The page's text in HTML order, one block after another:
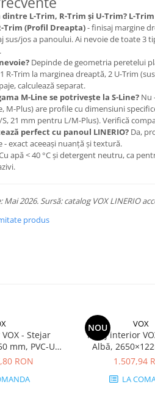
L-Trim, R-Trim și U-Trim? L-
Trim (Profil Dreapta)- finisaj margine
sus/jos a panoului. Ai nevoie de toate 3
Depinde de geometria peretelui
R-Trim la marginea dreaptă, 2 U-Trim
calculează separat.
M-Line se potrivește la S-Line? Nu
M-Plus) are profile cu dimensiuni
21 mm pentru L/M-Plus). Verifică
perfect cu panoul LINERIO? Da,
exact aceeași nuanță și textură.
apă < 40 °C și detergent neutru, ca
2026. Sursă: catalog VOX LINERIO
produs
- Stejar
mm, PVC-U,
(10 bucăți)
RON
NOU VOX
Riflaj interior
Albă,
Polistiren1.507,94
LA